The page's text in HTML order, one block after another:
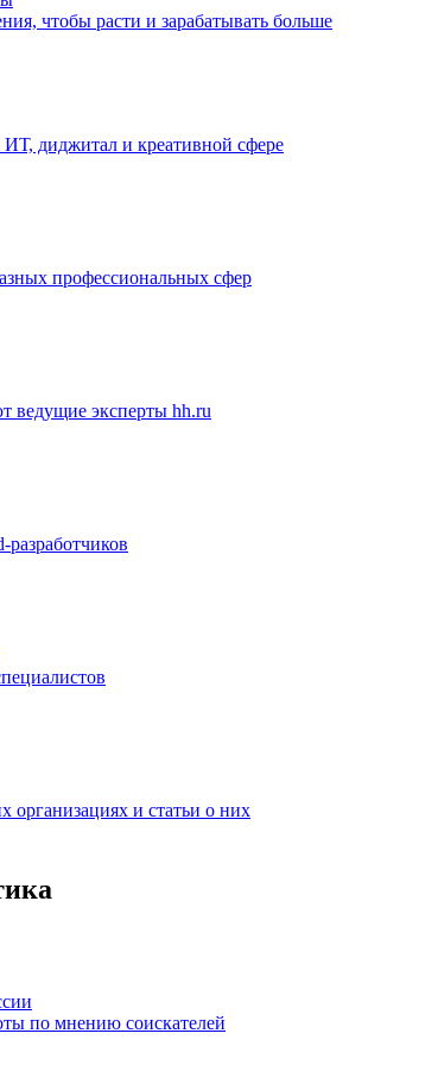
чтобы расти и зарабатывать больше
ИТ, диджитал и креативной сфере
профессиональных сфер
ведущие эксперты hh.ru
организациях и статьи о них
по мнению соискателей